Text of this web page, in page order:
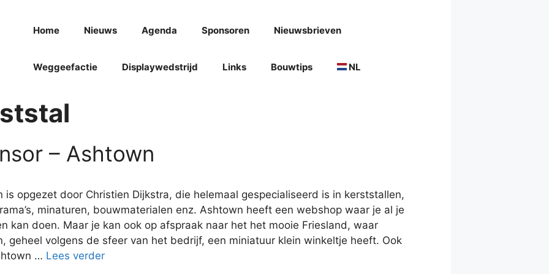
Home Nieuws Agenda Sponsoren Nieuwsbrieven
Weggeefactie Displaywedstrijd Links Bouwtips NL
– Ashtown
is opgezet door Christien Dijkstra, die helemaal gespecialiseerd is in kerststallen,
minaturen, bouwmaterialen enz. Ashtown heeft een webshop waar je al je
kan doen. Maar je kan ook op afspraak naar het het mooie Friesland, waar
geheel volgens de sfeer van het bedrijf, een miniatuur klein winkeltje heeft. Ook
… Lees verder